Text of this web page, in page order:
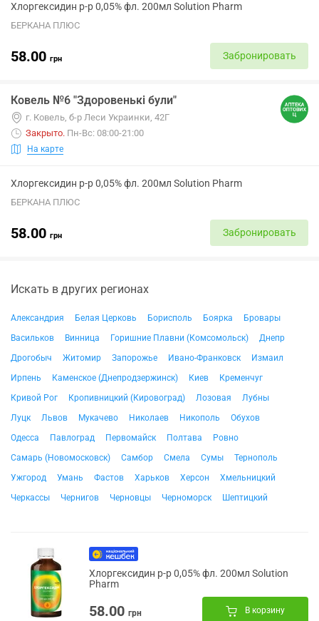
Хлоргексидин р-р 0,05% фл. 200мл Solution Pharm
БЕРКАНА ПЛЮС
58.00 грн Забронировать
Ковель №6 "Здоровенькі були"
г. Ковель, б-р Леси Украинки, 42Г
Закрыто. Пн-Вс: 08:00-21:00
На карте
Хлоргексидин р-р 0,05% фл. 200мл Solution Pharm
БЕРКАНА ПЛЮС
58.00 грн Забронировать
Искать в других регионах
Александрия Белая Церковь Борисполь Боярка
Бровары
Васильков
Винница Горишние Плавни (Комсомольск)
Днепр
Дрогобыч
Житомир Запорожье Ивано-Франковск
Измаил
Ирпень
Каменское (Днепродзержинск) Киев
Кременчуг
Кривой Рог
Кропивницкий (Кировоград) Лозовая
Лубны
Луцк
Львов Мукачево Николаев Никополь
Обухов
Одесса
Павлоград Первомайск Полтава
Ровно
Самарь (Новомосковск)
Самбор Смела Сумы
Тернополь
Ужгород
Умань Фастов Харьков Херсон
Хмельницкий
Черкассы
Чернигов Черновцы Черноморск Шептицкий
Хлоргексидин р-р 0,05% фл. 200мл Solution
Pharm
58.00 грн В корзину